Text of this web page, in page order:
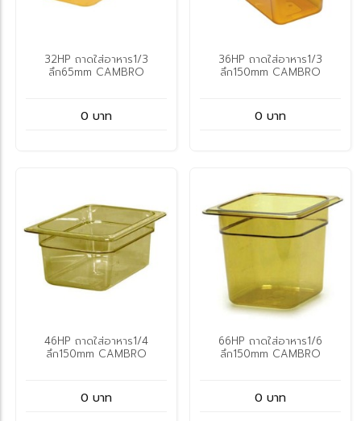
32HP ถาดใส่อาหาร1/3
ลึก65mm CAMBRO
0 บาท
36HP ถาดใส่อาหาร1/3
ลึก150mm CAMBRO
0 บาท
46HP ถาดใส่อาหาร1/4
ลึก150mm CAMBRO
0 บาท
66HP ถาดใส่อาหาร1/6
ลึก150mm CAMBRO
0 บาท